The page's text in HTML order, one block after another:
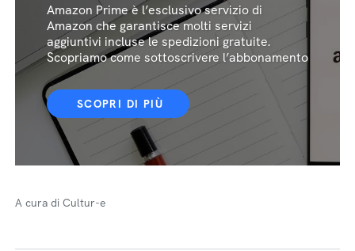
Amazon Prime è l’esclusivo servizio di
Amazon che garantisce molti servizi
aggiuntivi incluse le spedizioni gratuite.
Scopriamo come sottoscrivere l’abbonamento
SCOPRI DI PIÙ
A cura di Cultur-e